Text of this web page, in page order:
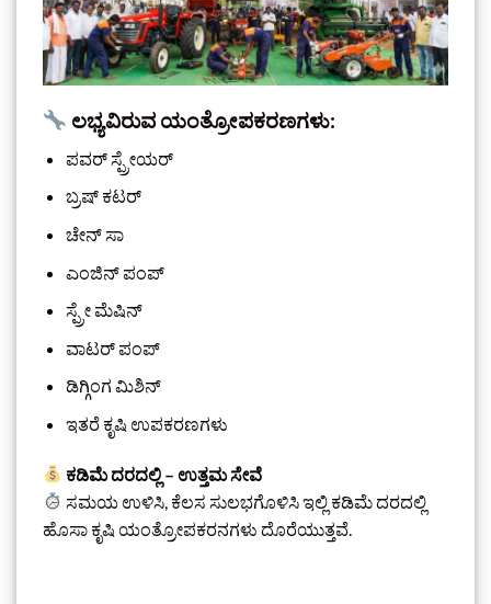
ಲಭ್ಯವಿರುವ ಯಂತ್ರೋಪಕರಣಗಳು:
ಪವರ್ ಸ್ಪ್ರೇಯರ್
ಬ್ರಷ್ ಕಟರ್
ಚೇನ್ ಸಾ
ಎಂಜಿನ್ ಪಂಪ್
ಸ್ಪ್ರೇ ಮೆಷಿನ್
ವಾಟರ್‌ ಪಂಪ್
ಡಿಗ್ಗಿಂಗ ಮಿಶಿನ್
ಇತರೆ ಕೃಷಿ ಉಪಕರಣಗಳು
ಕಡಿಮೆ ದರದಲ್ಲಿ – ಉತ್ತಮ ಸೇವೆ
ಸಮಯ ಉಳಿಸಿ, ಕೆಲಸ ಸುಲಭಗೊಳಿಸಿ ಇಲ್ಲಿ ಕಡಿಮೆ ದರದಲ್ಲಿ
ಹೊಸಾ ಕೃಷಿ ಯಂತ್ರೋಪಕರನಗಳು ದೊರೆಯುತ್ತವೆ.